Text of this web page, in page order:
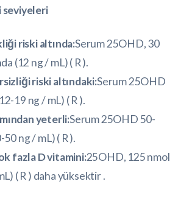
seviyeleri
riski altında:Serum 25OHD, 30
(12 ng / mL) ( R).
riski altındaki:Serum 25OHD
19 ng / mL) (R).
yeterli:Serum 25OHD 50-
50 ng / mL) ( R).
fazla D vitamini:25OHD, 125 nmol
(R) daha yüksektir .